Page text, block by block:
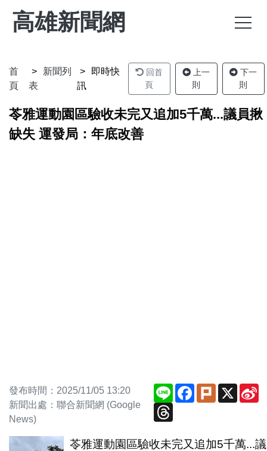
高雄新聞網
首
頁
新聞列
表
即時快
訊
回首
頁
上一
則
下一
則
苓雅運動園區驗收未完又追加5千萬...議員揪
缺失 運發局：年底改善
發布時間：2025/11/05 13:20
新聞出處：聯合新聞網 (Google
News)
Line Facebook
PlurkX
Threads
苓雅運動園區驗收未完又追加5千萬...議